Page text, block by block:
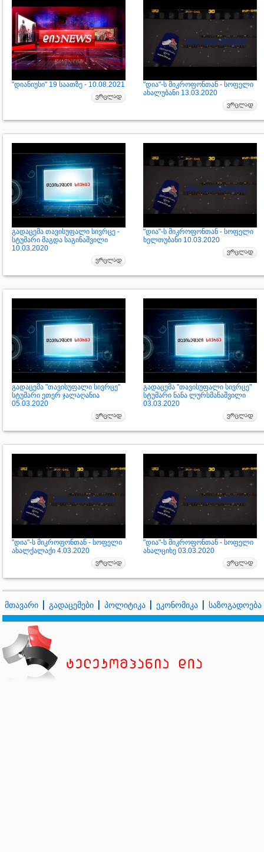
"დიანიუსი" 19 საათზე - 10.08.2021
"დია"-ს მიკროფონთან - სოფელი
ახალუბანი 13.03.2020
გადაცემა თავისუფალი სივრცე -
სტუმარი მაგდა საგინაშვილი
10.03.2020
"დია"-ს მიკროფონთან - სოფელი
ხელთუბანი 10.03.2020
გადაცემა "თავისუფალი სივრცე"
სტუმარი ეთერ ჯალაღანია
05.03.2020
გადაცემა "თავისუფალი სივრცე"
სტუმარი ნანა ლურსმანაშვილი
03.03.2020
"დია"-ს მიკროფონთან - სოფელი
ახალქალაქი 4.03.2020
"დია"-ს მიკროფონთან - სოფელი
ახალციხე 03.03.2020
მთავარი გადაცემები პოლიტიკა ეკონომიკა საზოგადოება